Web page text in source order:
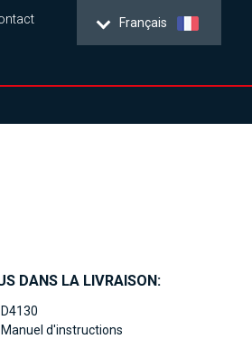
Français
DANS LA LIVRAISON:
D4130
Manuel d'instructions